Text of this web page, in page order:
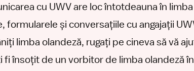
cu UWV are loc întotdeauna în
formularele și conversațiile cu angajații
limba olandeză, rugați pe cineva să vă
fi însoțit de un vorbitor de limba olandeză